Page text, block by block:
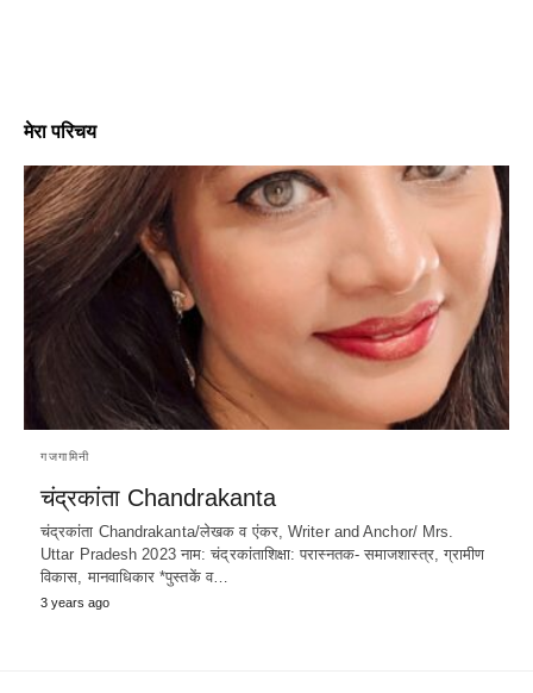
मेरा परिचय
गजगामिनी
चंद्रकांता Chandrakanta
चंद्रकांता Chandrakanta/लेखक व एंकर, Writer and Anchor/ Mrs.
Uttar Pradesh 2023 नाम: चंद्रकांताशिक्षा: परास्नतक- समाजशास्त्र, ग्रामीण
विकास, मानवाधिकार *पुस्तकें व…
3 years ago